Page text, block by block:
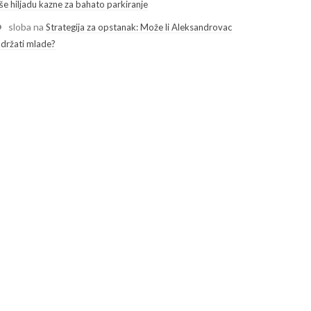
hiljadu kazne za bahato parkiranje
sloba naStrategija za opstanak: Može li Aleksandrovac
mlade?